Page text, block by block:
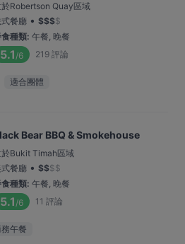
Robertson Quay區域
餐廳 • $$$$
種類: 午餐, 晚餐
5.1 /6 219 評論
適合團體
Bear BBQ & Smokehouse
於Bukit Timah區域
式餐廳 • $$$$
種類: 午餐, 晚餐
5.1 /6 11 評論
午餐